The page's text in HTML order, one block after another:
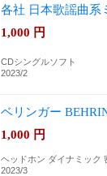
各社 日本歌謡曲系
1,000 円
CDシングルソフト
2023/2
ベリンガー
1,000 円
ヘッドホン ダイナミック
2023/3